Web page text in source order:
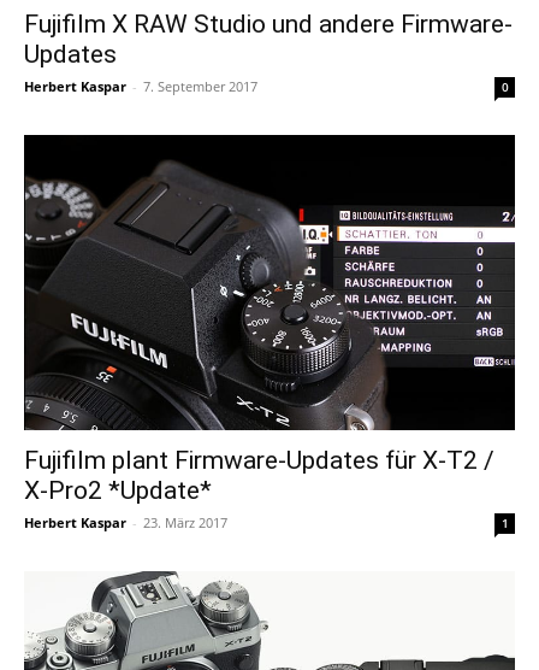
Fujifilm X RAW Studio und andere Firmware-
Updates
Herbert Kaspar - 7. September 2017 0
Fujifilm plant Firmware-Updates für X-T2 /
X-Pro2 *Update*
Herbert Kaspar - 23. März 2017 1